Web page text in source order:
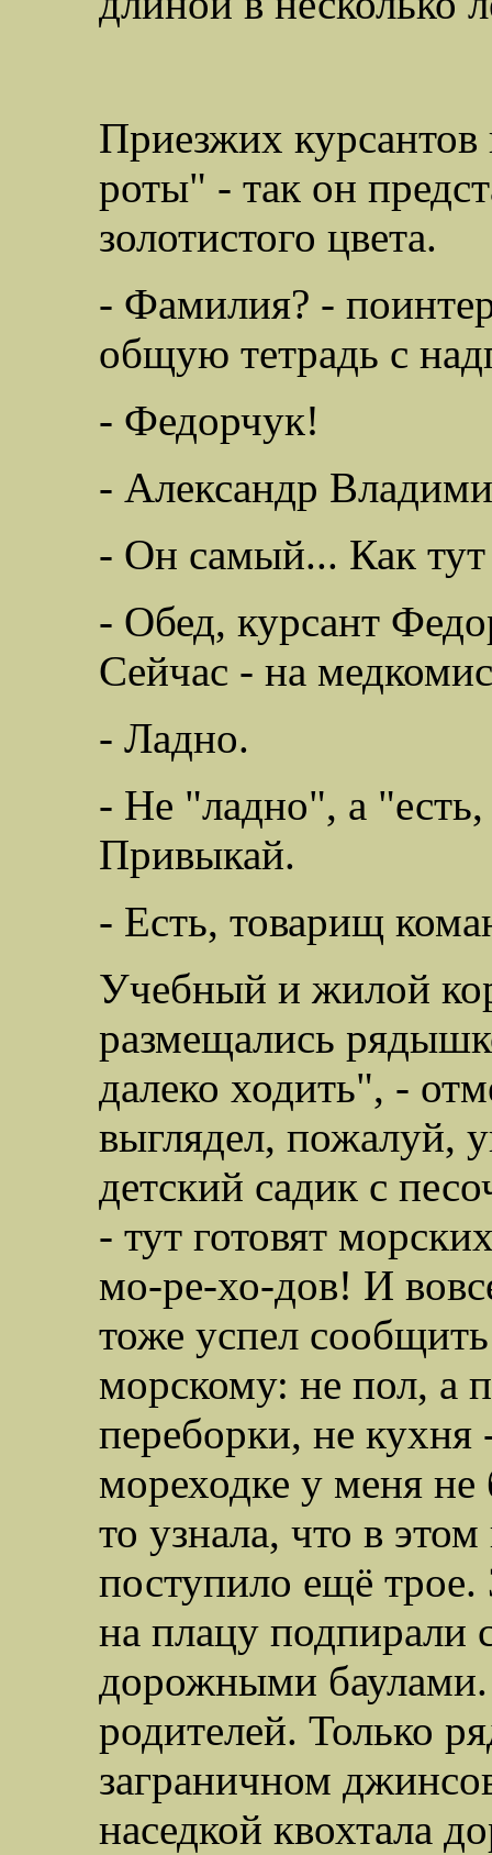
Приезжих
роты" - так он
золотистого цвета.
- Фамилия? -
общую тетрадь с
- Федорчук!
- Александр
- Он самый... Как тут
- Обед, курсант
Сейчас - на
- Ладно.
- Не "ладно", а
Привыкай.
- Есть, товарищ
Учебный и жилой
размещались
далеко ходить", -
выглядел, пожалуй,
детский садик с
- тут готовят
мо-ре-хо-дов! И
тоже успел
морскому: не пол, а
переборки, не
мореходке у меня
то узнала, что в
поступило ещё
на плацу подпирали
дорожными баулами.
родителей. Только
заграничном
наседкой квохтала